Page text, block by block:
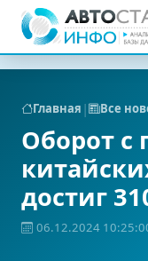
Главная | Все
Оборот с
достиг
06.12.2024